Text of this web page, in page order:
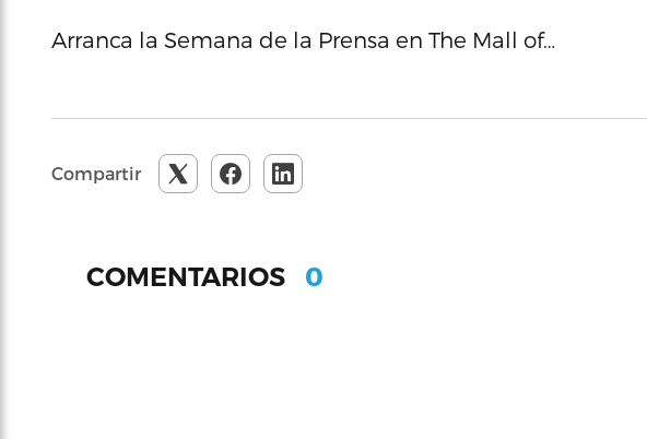
Arranca la Semana de la Prensa en The Mall of…
Compartir
COMENTARIOS 0